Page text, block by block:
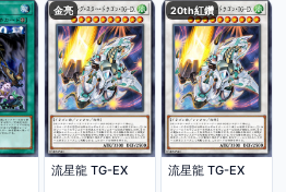
金亮
流星龍 TG-EX
20th紅鑽
流星龍 TG-EX